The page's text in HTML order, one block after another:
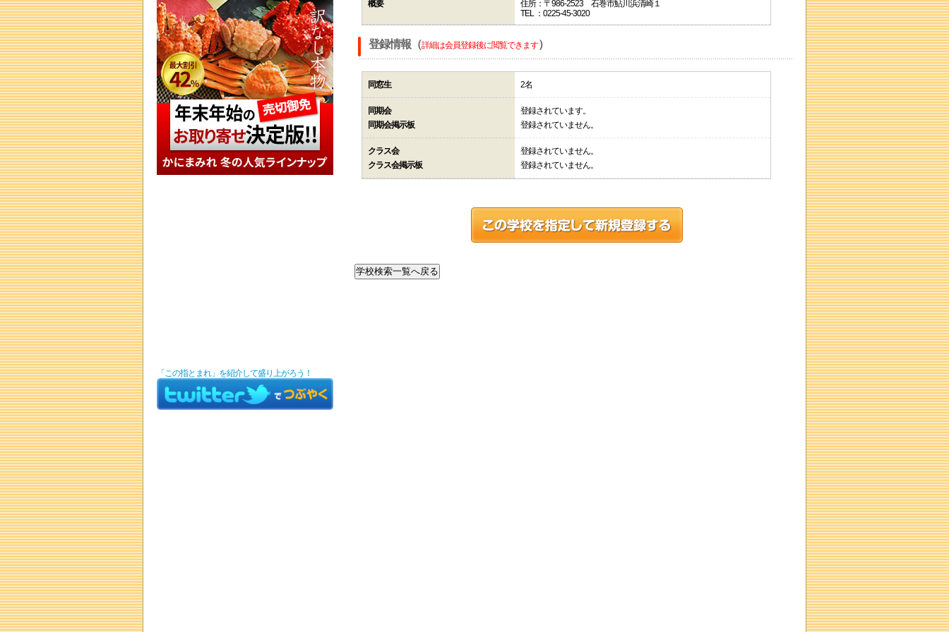
概要
住所：〒986-2523 石巻市鮎川浜清崎１
TEL ：0225-45-3020
登録情報（詳細は会員登録後に閲覧できます）
同窓生 2名
同期会
同期会掲示板
登録されています。
登録されていません。
クラス会
クラス会掲示板
登録されていません。
登録されていません。
「この指とまれ」を紹介して盛り上がろう！